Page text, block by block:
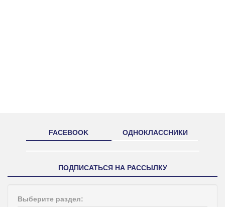
FACEBOOK ОДНОКЛАССНИКИ
ПОДПИСАТЬСЯ НА РАССЫЛКУ
Выберите раздел: